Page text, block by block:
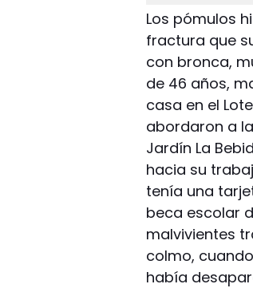
Los pómulos
fractura que
con bronca,
de 46 años,
casa en el
abordaron a
Jardín La
hacia su
tenía una
beca escolar
malvivientes
colmo,
había